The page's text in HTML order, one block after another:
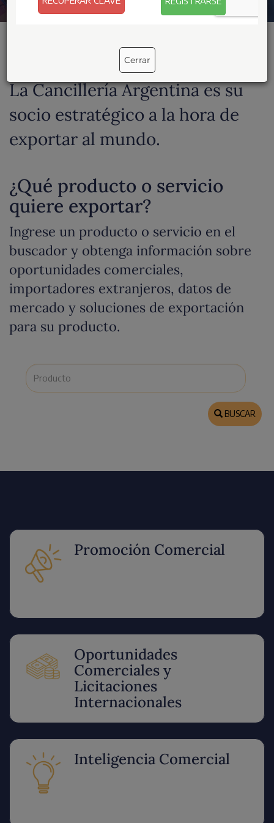
La Cancillería Argentina es su
socio estratégico a la hora de
exportar al mundo.
¿Qué producto o servicio
quiere exportar?
Ingrese un producto o servicio en el
buscador y obtenga información sobre
oportunidades comerciales,
importadores extranjeros, datos de
mercado y soluciones de exportación
para su producto.
Cerrar
Promoción Comercial
Oportunidades
Comerciales y
Licitaciones
Internacionales
Inteligencia Comercial